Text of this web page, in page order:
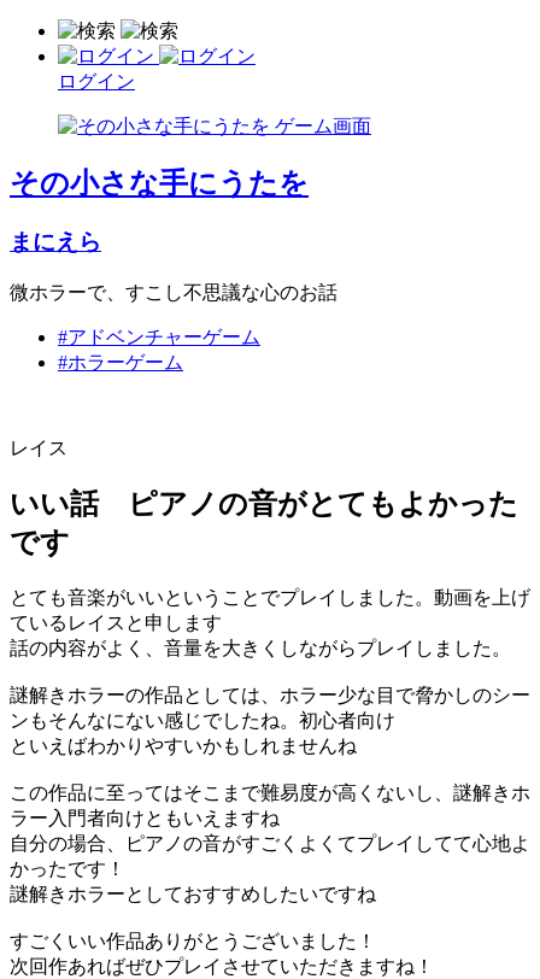
ログイン
その小さな手にうたを
まにえら
微ホラーで、すこし不思議な心のお話
#アドベンチャーゲーム
#ホラーゲーム
レイス
いい話 ピアノの音がとてもよかった
です
とても音楽がいいということでプレイしました。動画を上げ
ているレイスと申します
話の内容がよく、音量を大きくしながらプレイしました。
謎解きホラーの作品としては、ホラー少な目で脅かしのシー
ンもそんなにない感じでしたね。初心者向け
といえばわかりやすいかもしれませんね
この作品に至ってはそこまで難易度が高くないし、謎解きホ
ラー入門者向けともいえますね
自分の場合、ピアノの音がすごくよくてプレイしてて心地よ
かったです！
謎解きホラーとしておすすめしたいですね
すごくいい作品ありがとうございました！
次回作あればぜひプレイさせていただきますね！